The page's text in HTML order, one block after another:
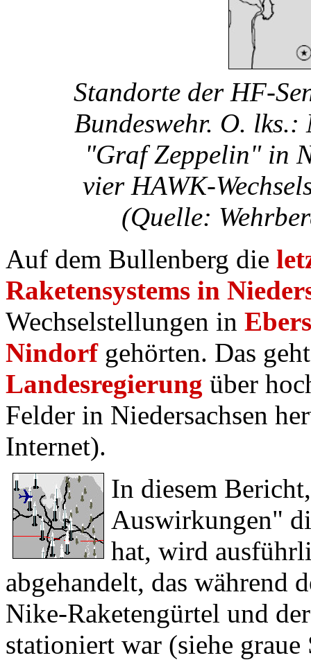
Standorte der HF-
Bundeswehr. O.
"Graf Zeppelin" in
vier HAWK-
(Quelle:
Auf dem Bullenberg die
Raketensystems in
Wechselstellungen in
Nindorfgehörten. Das
Landesregierung über
Felder in Niedersachsen
Internet).
In diesem
Auswirkungen"
hat, wird
abgehandelt, das während
Nike-Raketengürtel und
stationiert war (siehe